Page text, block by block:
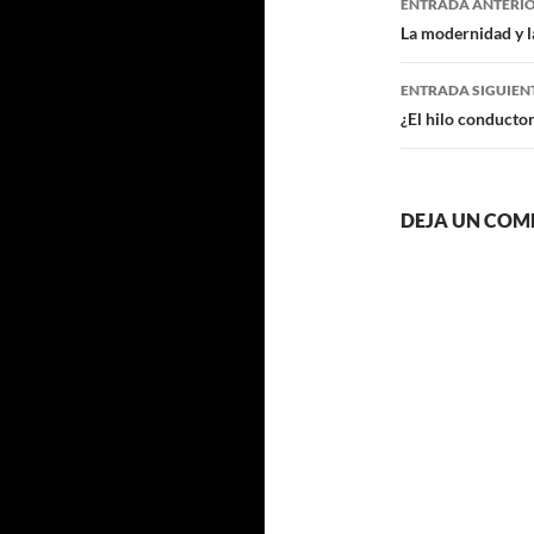
de
entradas
ENTRADA
La modernidad y
ENTRADA
¿El hilo
DEJA UN